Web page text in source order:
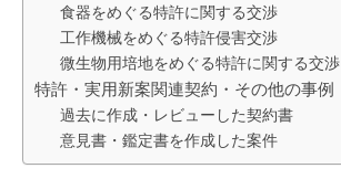
食器をめぐる特許に関する交渉
工作機械をめぐる特許侵害交渉
微生物用培地をめぐる特許に関する交渉
特許・実用新案関連契約・その他の事例
過去に作成・レビューした契約書
意見書・鑑定書を作成した案件